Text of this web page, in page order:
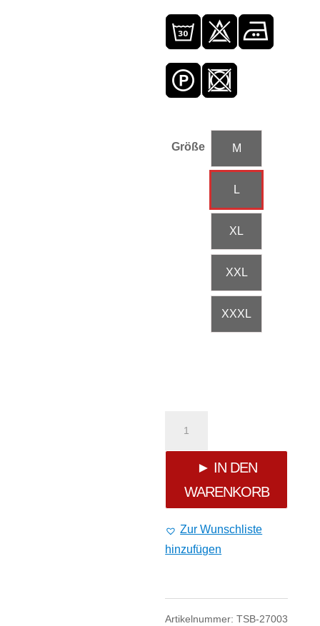
Größe M
L
XL
XXL
XXXL
Yakuza
Regular
Shirt
27003
► IN DEN
WARENKORB
Zur Wunschliste
hinzufügen
Artikelnummer:TSB-27003